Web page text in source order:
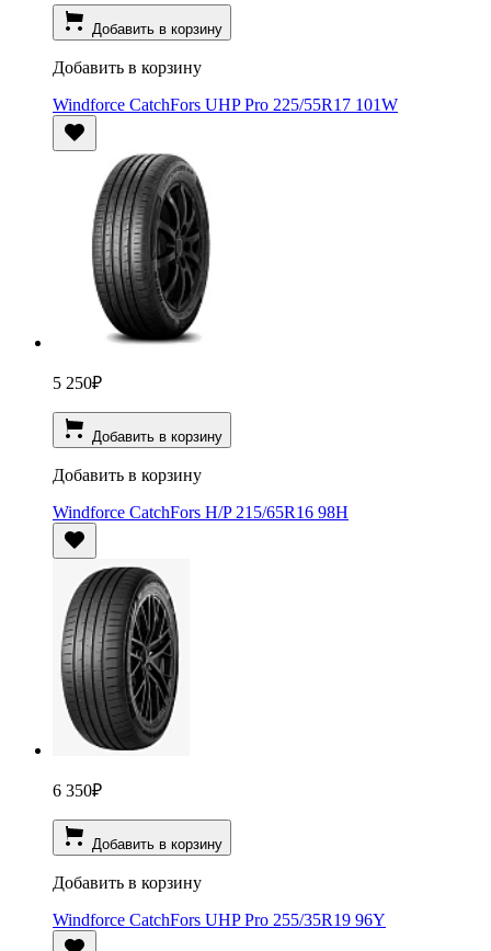
Добавить в корзину
Добавить в корзину
Windforce CatchFors UHP Pro 225/55R17 101W
5 250₽
Добавить в корзину
Добавить в корзину
Windforce CatchFors H/P 215/65R16 98H
6 350₽
Добавить в корзину
Добавить в корзину
Windforce CatchFors UHP Pro 255/35R19 96Y